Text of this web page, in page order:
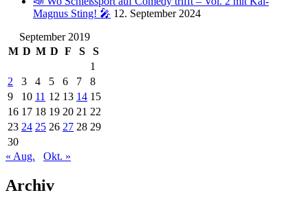
Magnus Sting! 🎤 12. September 2024
September 2019
M D M D F S
S
1
2
3 4 5 6 7
8
9
10 11 12 13 14 15
16 17 18 19 20 21 22
23 24 25 26 27 28 29
30
« Aug.
Okt. »
Archiv